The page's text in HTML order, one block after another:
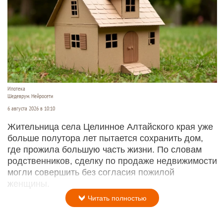
Ипотека
Шедеврум. Нейросети
6 августа 2026 в 10:10
Жительница села Целинное Алтайского края уже
больше полутора лет пытается сохранить дом,
где прожила большую часть жизни. По словам
родственников, сделку по продаже недвижимости
могли совершить без согласия пожилой
женщины.
Читать полностью